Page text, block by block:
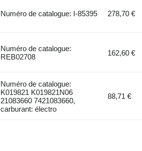
Numéro de catalogue: I-85395 278,70 €
Numéro de catalogue:
REB02708
162,60 €
Numéro de catalogue:
K019821 K019821N06
21083660 7421083660,
carburant: électro
88,71 €